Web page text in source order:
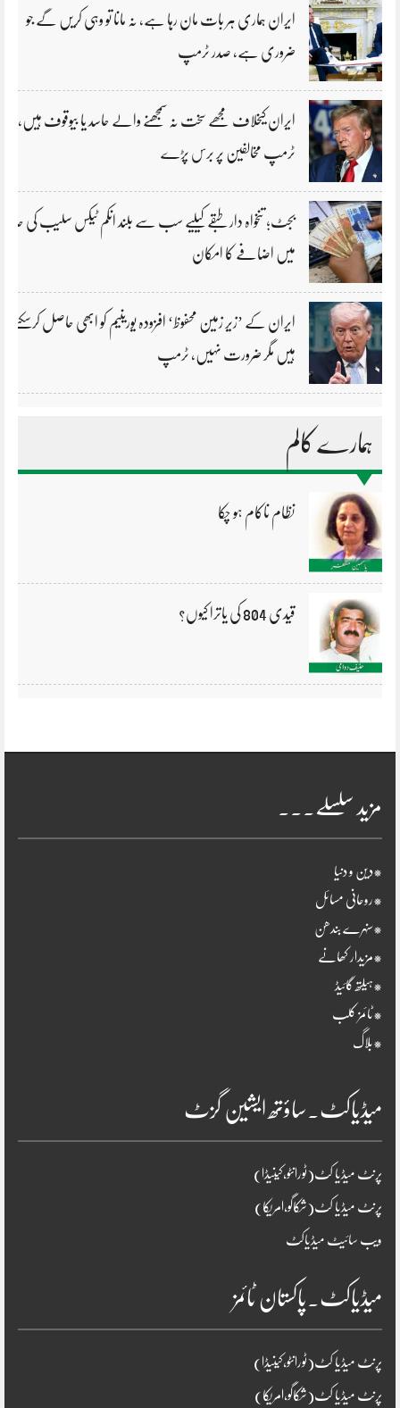
ایران ہماری ہر بات مان رہا ہے، نہ مانا تو وہی کریں گے جو
ضروری ہے، صدر ٹرمپ
ایران کیخلاف مجھے سخت نہ سمجھنے والے حاسد یا بیوقوف ہیں،
ٹرمپ مخالفین پر برس پڑے
بجٹ؛ تنخواہ دار طبقے کیلیے سب سے بلند انکم ٹیکس سلیب کی حد
میں اضافے کا امکان
ایران کے ’زیر زمین محفوظ‘ افزودہ یورینیم کو ابھی حاصل کرسکتے
ہیں مگر ضرورت نہیں، ٹرمپ
ہمارے کالم
نظام ناکام ہو چکا
قیدی 804 کی یاترا کیوں؟
مزید سلسلے۔۔۔
*دین و دنیا
*روحانی مسائل
*سنہرے بندھن
*مزیدار کھانے
*ہیلتھ گائیڈ
*ٹائمز کلب
*بلاگ
میڈیاکٹ۔ساؤتھ ایشین گزٹ
پرنٹ میڈیا کٹ(ٹورانٹو،کینیڈا)
پرنٹ میڈیا کٹ(شکاگو،امریکا)
ویب سائیٹ میڈیاکٹ
میڈیاکٹ۔پاکستان ٹائمز
پرنٹ میڈیا کٹ(ٹورانٹو،کینیڈا)
پرنٹ میڈیا کٹ(شکاگو،امریکا)